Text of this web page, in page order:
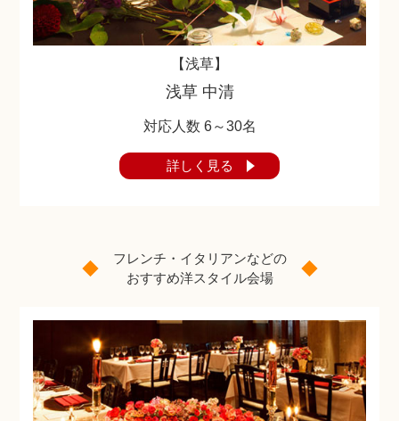
ご相談予約
【浅草】
浅草 中清
対応人数 6～30名
詳しく見る
フレンチ・イタリアンなどの
おすすめ洋スタイル会場